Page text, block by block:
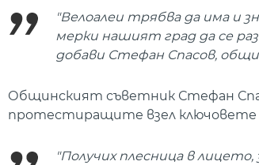
"Велоалеи трябва да има и
мерки нашият град да се
добави Стефан Спасов,
Общинският съветник Стефан
протестиращите взел ключовете
"Получих плесница в лицето,